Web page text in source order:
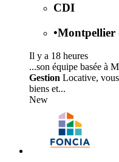
CDI
•Montpellier
Il y a 18 heures
...son équipe basée à
Gestion Locative,
biens et...
New